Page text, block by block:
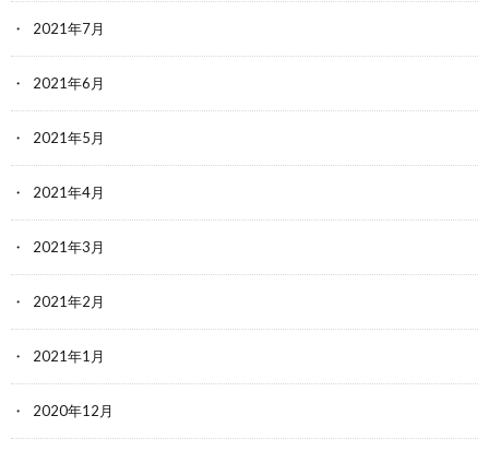
2021年7月
2021年6月
2021年5月
2021年4月
2021年3月
2021年2月
2021年1月
2020年12月